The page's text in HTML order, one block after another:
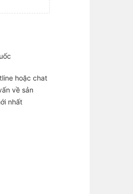
hoặc chat
về sản
nhất